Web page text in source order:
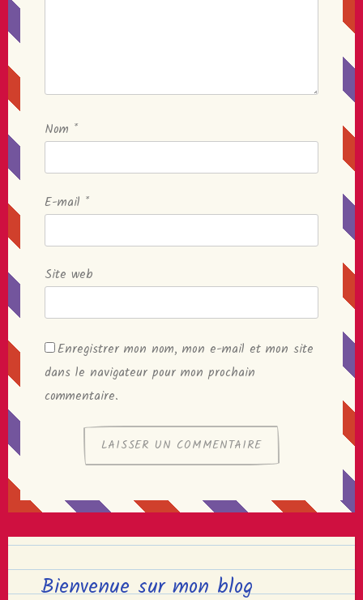
Nom *
E-mail *
Site web
Enregistrer mon nom, mon e-mail et mon site
dans le navigateur pour mon prochain
commentaire.
Bienvenue sur mon blog